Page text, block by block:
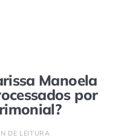
Manoela
por
DE LEITURA